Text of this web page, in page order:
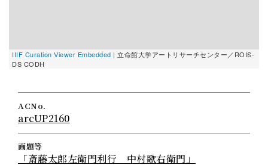
IIIF Curation Viewer Embedded | 立命館大学アートリサーチセンター／ROIS-
DS CODH
ACNo.
arcUP2160
画題等
「斎藤太郎左衛門利行 中村歌右衛門」